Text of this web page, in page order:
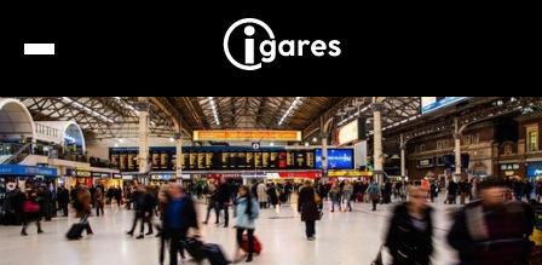
Recherche
Location de voiture
Hôtels